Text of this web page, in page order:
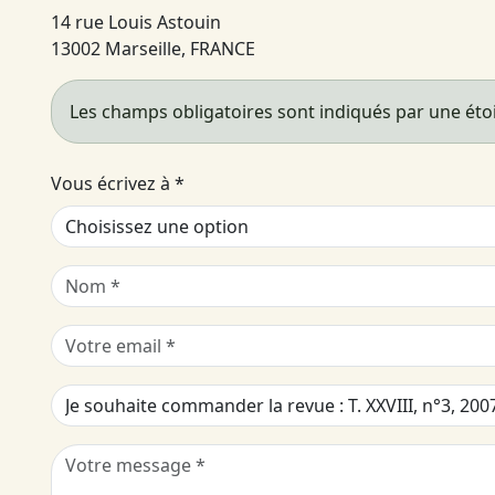
14 rue Louis Astouin
13002 Marseille, FRANCE
Les champs obligatoires sont indiqués par une
Vous écrivez à *